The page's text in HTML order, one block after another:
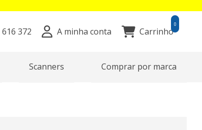
372 A minha conta Carrinho
0
Scanners Comprar por marca